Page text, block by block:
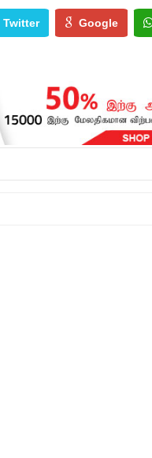
Twitter Google